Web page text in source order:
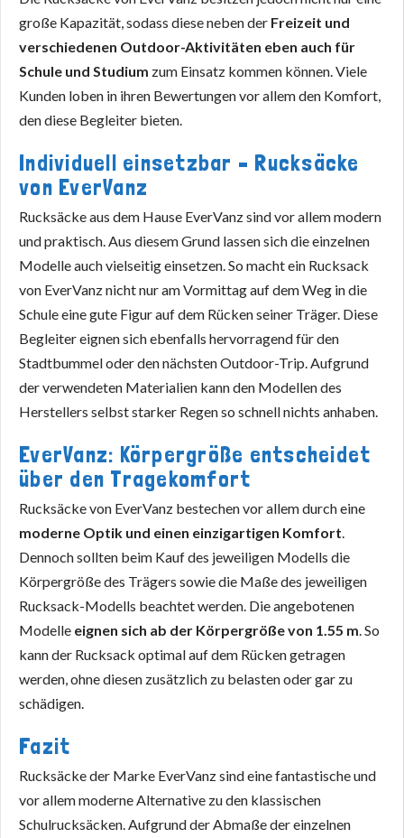
große Kapazität, sodass diese neben der Freizeit und
verschiedenen Outdoor-Aktivitäten eben auch für
Schule und Studium zum Einsatz kommen können. Viele
Kunden loben in ihren Bewertungen vor allem den Komfort,
den diese Begleiter bieten.
Individuell einsetzbar – Rucksäcke
von EverVanz
Rucksäcke aus dem Hause EverVanz sind vor allem modern
und praktisch. Aus diesem Grund lassen sich die einzelnen
Modelle auch vielseitig einsetzen. So macht ein Rucksack
von EverVanz nicht nur am Vormittag auf dem Weg in die
Schule eine gute Figur auf dem Rücken seiner Träger. Diese
Begleiter eignen sich ebenfalls hervorragend für den
Stadtbummel oder den nächsten Outdoor-Trip. Aufgrund
der verwendeten Materialien kann den Modellen des
Herstellers selbst starker Regen so schnell nichts anhaben.
EverVanz: Körpergröße entscheidet
über den Tragekomfort
Rucksäcke von EverVanz bestechen vor allem durch eine
moderne Optik und einen einzigartigen Komfort
Dennoch sollten beim Kauf des jeweiligen Modells die
Körpergröße des Trägers sowie die Maße des jeweiligen
Rucksack-Modells beachtet werden. Die angebotenen
Modelle eignen sich ab der Körpergröße von 1.55 m . So
kann der Rucksack optimal auf dem Rücken getragen
werden, ohne diesen zusätzlich zu belasten oder gar zu
schädigen.
Fazit
Rucksäcke der Marke EverVanz sind eine fantastische und
vor allem moderne Alternative zu den klassischen
Schulrucksäcken. Aufgrund der Abmaße der einzelnen